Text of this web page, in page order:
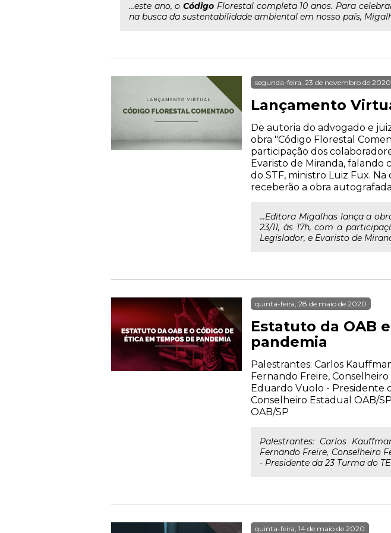
...este ano, oCódigo Florestal completa 10 anos. Para
na busca da sustentabilidade ambiental em nosso país,
segunda-feira, 23 de novembro de 2020
Lançamento
De autoria do advogado e
obra "Código Florestal
participação dos
Evaristo de Miranda, falando
do STF, ministro Luiz Fux.
receberão a obra
...Editora Migalhas lança a
23/11, às 17h, com a
Legislador, e Evaristo de
quinta-feira, 28 de maio de 2020
Estatuto da OAB
pandemia
Palestrantes: Carlos
Fernando Freire,
Eduardo Vuolo - Presidente
Conselheiro Estadual OAB/
OAB/SP
Palestrantes: Carlos
Fernando Freire, Conselheiro
- Presidente da 23 Turma do
quinta-feira, 14 de maio de 2020